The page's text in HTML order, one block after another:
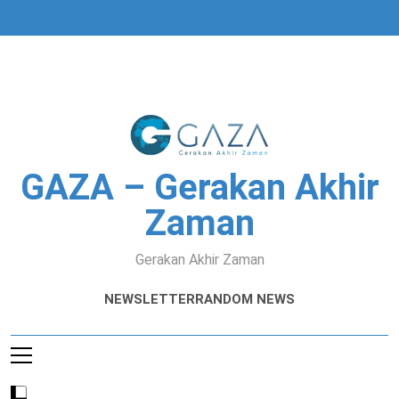
GAZA – Gerakan Akhir
Zaman
Gerakan Akhir Zaman
NEWSLETTERRANDOM NEWS